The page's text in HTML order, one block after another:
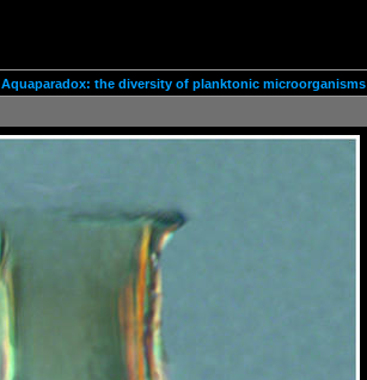
Aquaparadox: the diversity of planktonic microorganisms